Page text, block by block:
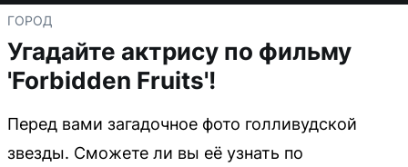
ГОРОД
Угадайте актрису по фильму
'Forbidden Fruits'!
Перед вами загадочное фото голливудской
звезды. Сможете ли вы её узнать по